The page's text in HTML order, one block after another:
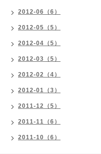
2012-06（6）
2012-05（5）
2012-04（5）
2012-03（5）
2012-02（4）
2012-01（3）
2011-12（5）
2011-11（6）
2011-10（6）